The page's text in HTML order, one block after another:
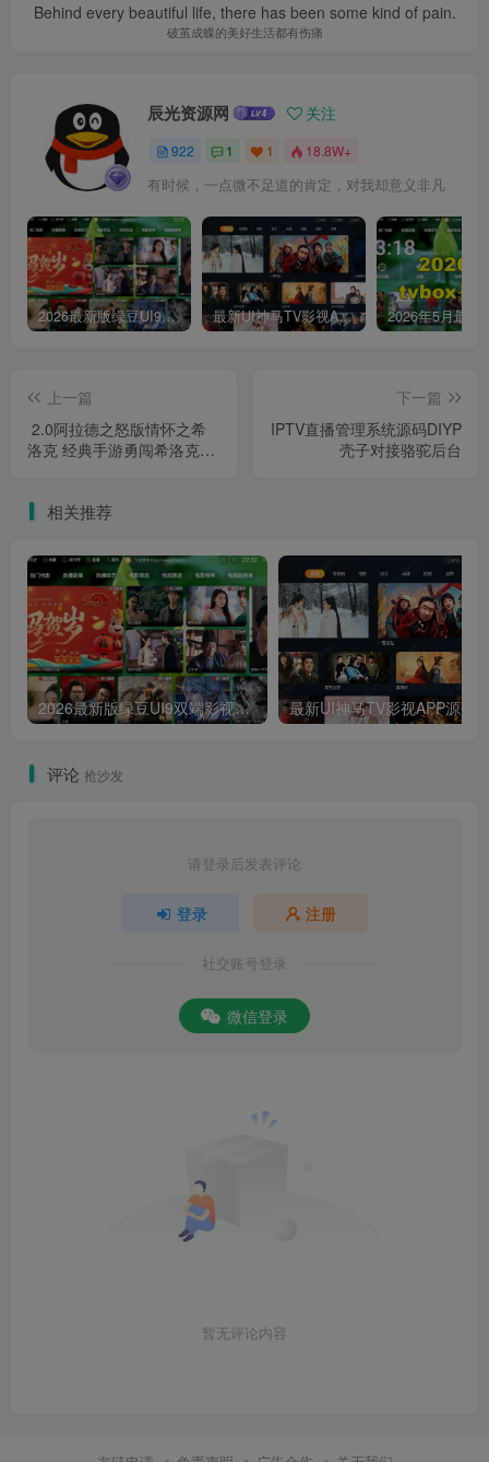
Behind every beautiful life, there has been some kind of pain.
破茧成蝶的美好生活都有伤痛
辰光资源网 关注
922 1 1 18.8W+
有时候，一点微不足道的肯定，对我却意义非凡
2026最新版绿豆UI9双端影视APP源码 最新UI神马TV影视APP源码 乐檬影视苹果CMS后台 包含前后端源码
上一篇
2.0阿拉德之怒版情怀之希
洛克 经典手游勇闯希洛克支
视频搭建教程+运营管理后台
下一篇
IPTV直播管理系统源码DIYP
壳子对接骆驼后台
相关推荐
2026最新版绿豆UI9双端影视APP源码
评论 抢沙发
请登录后发表评论
登录 注册
社交账号登录
微信登录
暂无评论内容